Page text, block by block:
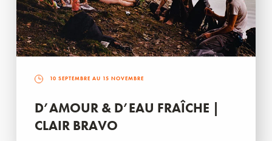
10 SEPTEMBRE AU 15 NOVEMBRE
D’AMOUR & D’EAU FRAÎCHE |
CLAIR BRAVO